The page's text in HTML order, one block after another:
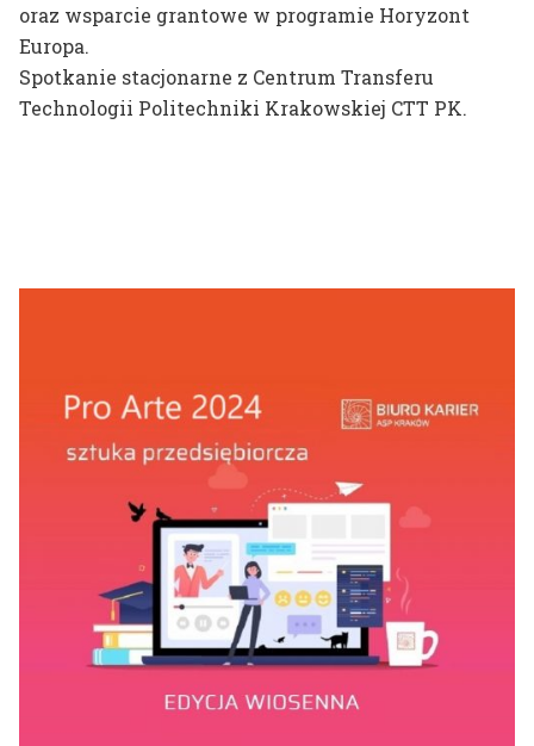
Mateusz Otręba
P
Urszula Palusińska
Lech Polcyn
Anna Rakoczy
S
Jakub Skoczek
Katarzyna Skrobiszewska
Wojciech Sobczyk
Robert Sowa
Jakub Sowiński
Edyta Stajniak
Maja Starakiewicz
Marcin Surzycki
oraz wsparcie grantowe w programie Horyzont
Europa.
Spotkanie stacjonarne z Centrum Transferu
Technologii Politechniki Krakowskiej CTT PK.